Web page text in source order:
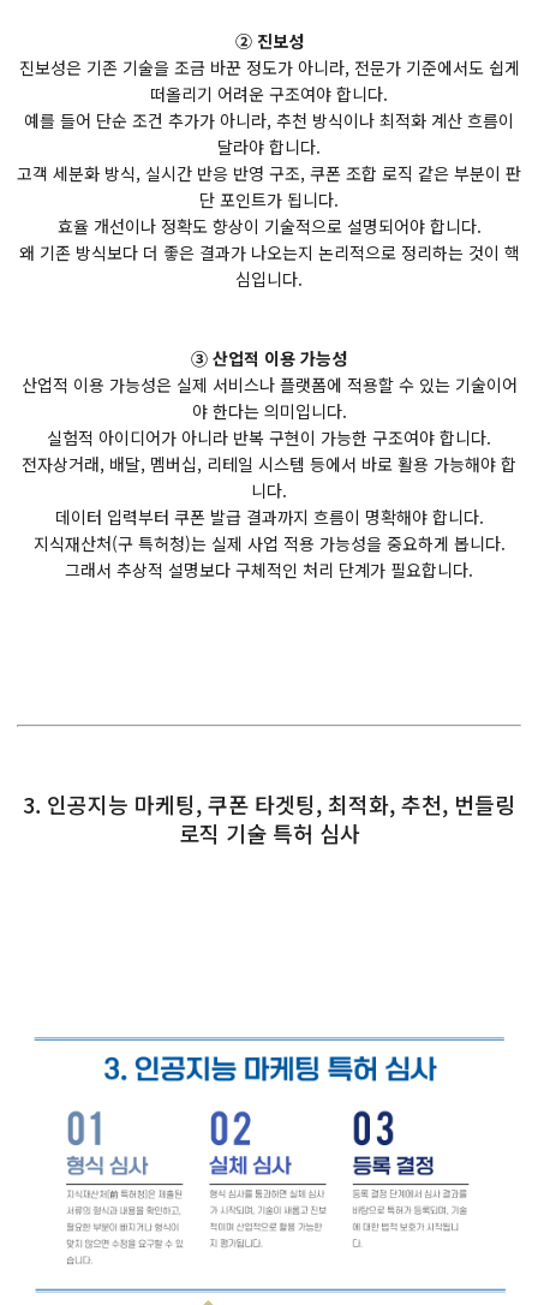
② 진보성
진보성은 기존 기술을 조금 바꾼 정도가 아니라, 전문가 기준에서도 쉽게
떠올리기 어려운 구조여야 합니다.
예를 들어 단순 조건 추가가 아니라, 추천 방식이나 최적화 계산 흐름이
달라야 합니다.
고객 세분화 방식, 실시간 반응 반영 구조, 쿠폰 조합 로직 같은 부분이 판
단 포인트가 됩니다.
효율 개선이나 정확도 향상이 기술적으로 설명되어야 합니다.
왜 기존 방식보다 더 좋은 결과가 나오는지 논리적으로 정리하는 것이 핵
심입니다.
③ 산업적 이용 가능성
산업적 이용 가능성은 실제 서비스나 플랫폼에 적용할 수 있는 기술이어
야 한다는 의미입니다.
실험적 아이디어가 아니라 반복 구현이 가능한 구조여야 합니다.
전자상거래, 배달, 멤버십, 리테일 시스템 등에서 바로 활용 가능해야 합
니다.
데이터 입력부터 쿠폰 발급 결과까지 흐름이 명확해야 합니다.
지식재산처(구 특허청)는 실제 사업 적용 가능성을 중요하게 봅니다.
그래서 추상적 설명보다 구체적인 처리 단계가 필요합니다.
3. 인공지능 마케팅, 쿠폰 타겟팅, 최적화, 추천, 번들링
로직 기술 특허 심사